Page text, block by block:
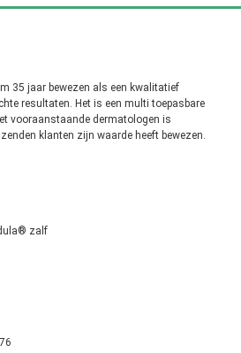
35 jaar bewezen als een kwalitatief
resultaten. Het is een multi toepasbare
vooraanstaande dermatologen is
klanten zijn waarde heeft bewezen.
zalf